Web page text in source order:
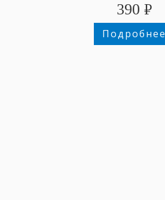
390 ₽
Подробнее